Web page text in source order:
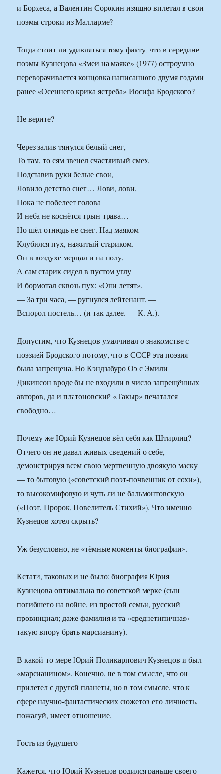
и Борхеса, а Валентин Сорокин изящно вплетал в свои
поэмы строки из Малларме?
Тогда стоит ли удивляться тому факту, что в середине
поэмы Кузнецова «Змеи на маяке» (1977) остроумно
переворачивается концовка написанного двумя годами
ранее «Осеннего крика ястреба» Иосифа Бродского?
Не верите?
Через залив тянулся белый снег,
То там, то сям звенел счастливый смех.
Подставив руки белые свои,
Ловило детство снег… Лови, лови,
Пока не побелеет голова
И неба не коснётся трын-трава…
Но шёл отнюдь не снег. Над маяком
Клубился пух, нажитый стариком.
Он в воздухе мерцал и на полу,
А сам старик сидел в пустом углу
И бормотал сквозь пух: «Они летят».
— За три часа, — ругнулся лейтенант, —
Вспорол постель… (и так далее. — К. А.).
Допустим, что Кузнецов умалчивал о знакомстве с
поэзией Бродского потому, что в СССР эта поэзия
была запрещена. Но Кэндзабуро Оэ с Эмили
Дикинсон вроде бы не входили в число запрещённых
авторов, да и платоновский «Такыр» печатался
свободно…
Почему же Юрий Кузнецов вёл себя как Штирлиц?
Отчего он не давал живых сведений о себе,
демонстрируя всем свою мертвенную двоякую маску
— то бытовую («советский поэт-почвенник от сохи»),
то высокомифовую и чуть ли не бальмонтовскую
(«Поэт, Пророк, Повелитель Стихий»). Что именно
Кузнецов хотел скрыть?
Уж безусловно, не «тёмные моменты биографии».
Кстати, таковых и не было: биография Юрия
Кузнецова оптимальна по советской мерке (сын
погибшего на войне, из простой семьи, русский
провинциал; даже фамилия и та «среднетипичная» —
такую впору брать марсианину).
В какой-то мере Юрий Поликарпович Кузнецов и был
«марсианином». Конечно, не в том смысле, что он
прилетел с другой планеты, но в том смысле, что к
сфере научно-фантастических сюжетов его личность,
пожалуй, имеет отношение.
Гость из будущего
Кажется, что Юрий Кузнецов родился раньше своего